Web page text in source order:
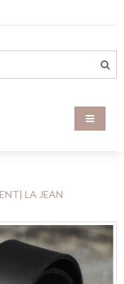
LA JEAN